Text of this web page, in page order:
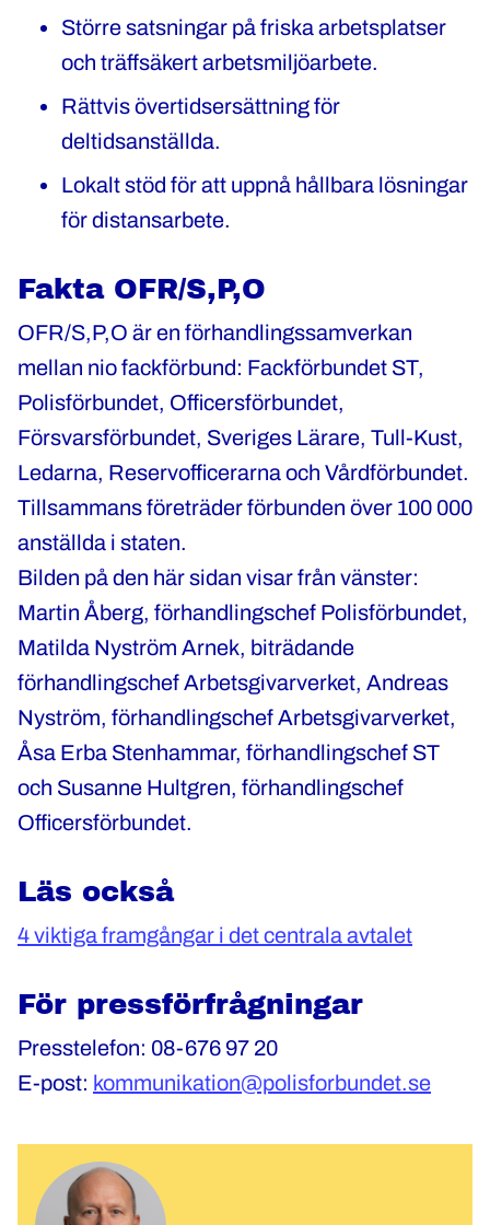
Större satsningar på friska arbetsplatser
och träffsäkert arbetsmiljöarbete.
Rättvis övertidsersättning för
deltidsanställda.
Lokalt stöd för att uppnå hållbara lösningar
för distansarbete.
Fakta OFR/S,P,O
OFR/S,P,O är en förhandlingssamverkan
mellan nio fackförbund: Fackförbundet ST,
Polisförbundet, Officersförbundet,
Försvarsförbundet, Sveriges Lärare, Tull-Kust,
Ledarna, Reservofficerarna och Vårdförbundet.
Tillsammans företräder förbunden över 100 000
anställda i staten.
Bilden på den här sidan visar från vänster:
Martin Åberg, förhandlingschef Polisförbundet,
Matilda Nyström Arnek, biträdande
förhandlingschef Arbetsgivarverket, Andreas
Nyström, förhandlingschef Arbetsgivarverket,
Åsa Erba Stenhammar, förhandlingschef ST
och Susanne Hultgren, förhandlingschef
Officersförbundet.
Läs också
4 viktiga framgångar i det centrala avtalet
För pressförfrågningar
Presstelefon: 08-676 97 20
E-post: kommunikation@polisforbundet.se